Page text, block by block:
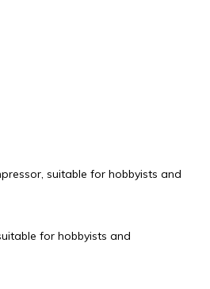
suitable for hobbyists and
for hobbyists and